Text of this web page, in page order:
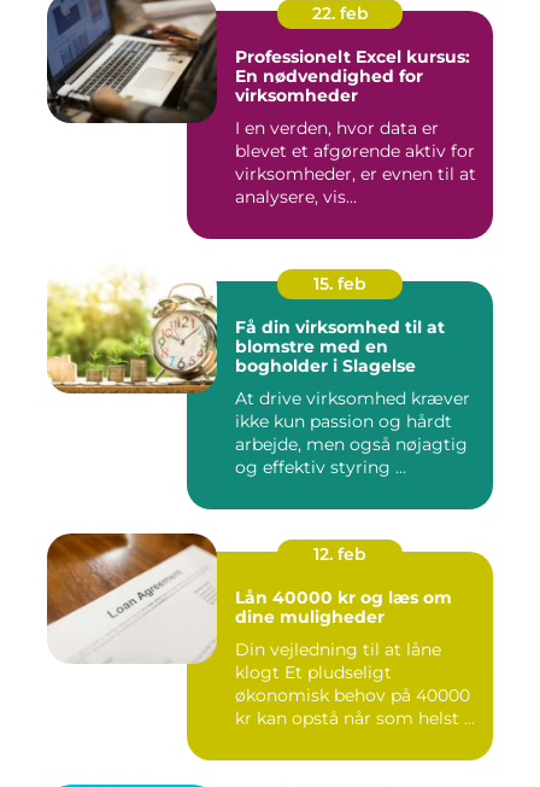
22. feb
Professionelt Excel kursus:
En nødvendighed for
virksomheder
I en verden, hvor data er
blevet et afgørende aktiv for
virksomheder, er evnen til at
analysere, vis...
15. feb
Få din virksomhed til at
blomstre med en
bogholder i Slagelse
At drive virksomhed kræver
ikke kun passion og hårdt
arbejde, men også nøjagtig
og effektiv styring ...
12. feb
Lån 40000 kr og læs om
dine muligheder
Din vejledning til at låne
klogt Et pludseligt
økonomisk behov på 40000
kr kan opstå når som helst ...